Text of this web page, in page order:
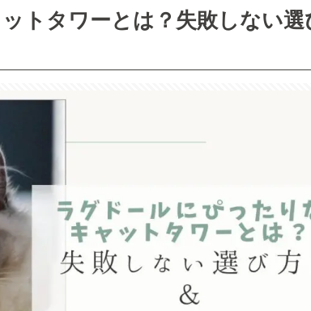
トタワーとは？失敗しない選